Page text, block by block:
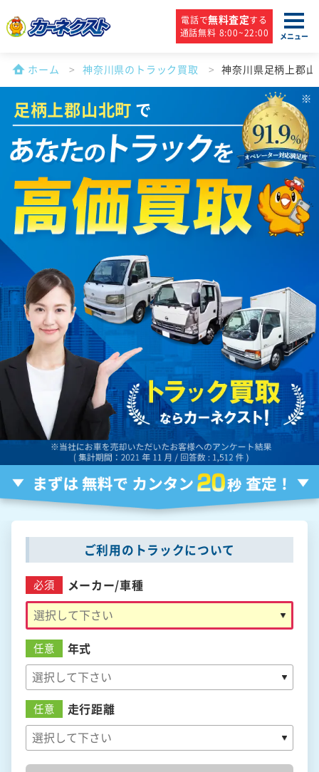
電話で無料査定する
通話無料 8:00~22:00
メニュー
ホーム 神奈川県のトラック買取 神奈川県足柄上郡
足柄上郡山北町 で
ご利用のトラックについて
必須 メーカー/車種
任意 年式
任意 走行距離